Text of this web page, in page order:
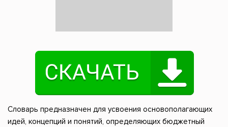
Словарь предназначен для усвоения основополагающих
идей, концепций и понятий, определяющих бюджетный